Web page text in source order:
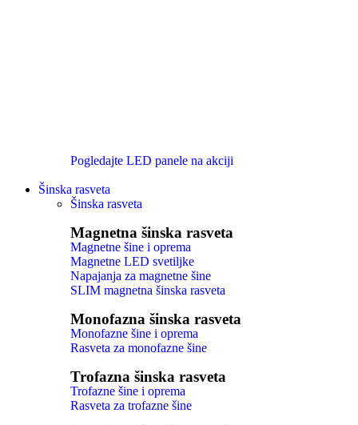
Pogledajte LED panele na akciji
Šinska rasveta
Šinska rasveta
Magnetna šinska rasveta
Magnetne šine i oprema
Magnetne LED svetiljke
Napajanja za magnetne šine
SLIM magnetna šinska rasveta
Monofazna šinska rasveta
Monofazne šine i oprema
Rasveta za monofazne šine
Trofazna šinska rasveta
Trofazne šine i oprema
Rasveta za trofazne šine